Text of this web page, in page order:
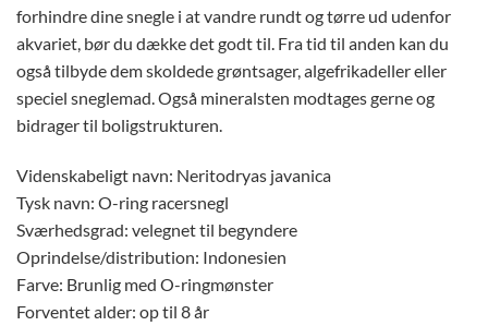
forhindre dine snegle i at vandre rundt og tørre ud udenfor
akvariet, bør du dække det godt til. Fra tid til anden kan du
også tilbyde dem skoldede grøntsager, algefrikadeller eller
speciel sneglemad. Også mineralsten modtages gerne og
bidrager til boligstrukturen.
Videnskabeligt navn: Neritodryas javanica
Tysk navn: O-ring racersnegl
Sværhedsgrad: velegnet til begyndere
Oprindelse/distribution: Indonesien
Farve: Brunlig med O-ringmønster
Forventet alder: op til 8 år